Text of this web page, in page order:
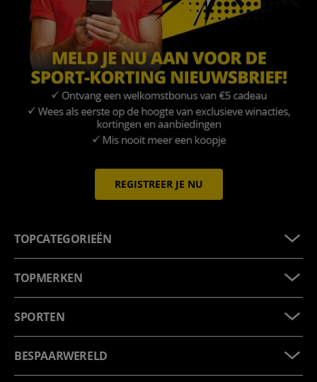
REGISTREER JE NU
TOPCATEGORIEËN
TOPMERKEN
SPORTEN
BESPAARWERELD